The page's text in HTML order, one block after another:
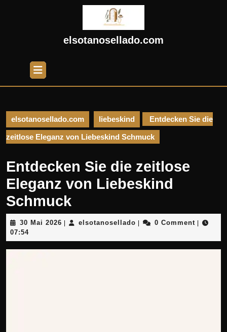
elsotanosellado.com
Open
Button
elsotanosellado.com liebeskind Entdecken Sie die
zeitlose Eleganz von Liebeskind Schmuck
Entdecken Sie die zeitlose
Eleganz von Liebeskind
Schmuck
30 Mai 2026 30
2026
| elsotanosellado elsotanosellado
| 0 Comment |
07:54